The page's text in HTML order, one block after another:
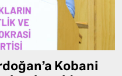
Kobani